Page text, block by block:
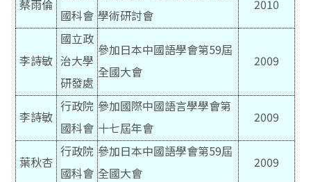
蔡雨倫
國科會 學術研討會
2010
李詩敏
國立政
治大學
研發處
參加日本中國語學會第59屆
全國大會
2009
李詩敏
行政院
國科會
參加國際中國語言學學會第
十七屆年會
2009
葉秋杏
行政院
國科會
參加日本中國語學會第59屆
全國大會
2009